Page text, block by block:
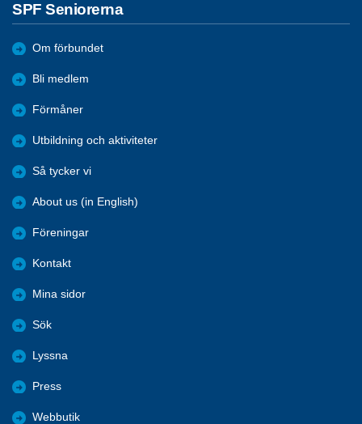
SPF Seniorerna
Om förbundet
Bli medlem
Förmåner
Utbildning och aktiviteter
Så tycker vi
About us (in English)
Föreningar
Kontakt
Mina sidor
Sök
Lyssna
Press
Webbutik